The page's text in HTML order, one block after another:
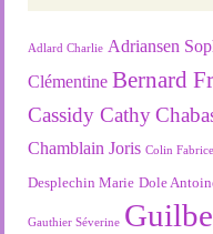
Adlard Charlie Adriansen
Clémentine Bernard
Cassidy Cathy
Chamblain Joris Colin Fabrice
Desplechin Marie Dole
Gauthier Séverine